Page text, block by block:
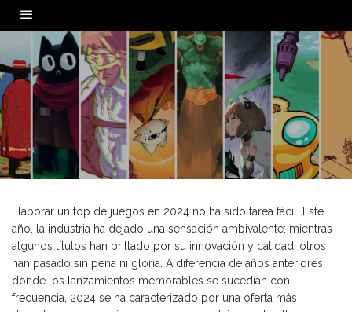
0
Elaborar un top de juegos en 2024 no ha sido tarea fácil. Este
año, la industria ha dejado una sensación ambivalente: mientras
algunos títulos han brillado por su innovación y calidad, otros
han pasado sin pena ni gloria. A diferencia de años anteriores,
donde los lanzamientos memorables se sucedían con
frecuencia, 2024 se ha caracterizado por una oferta más